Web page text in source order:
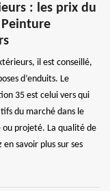
: les prix du
Peinture
il est conseillé,
d’enduits. Le
35 est celui vers qui
du marché dans le
projeté. La qualité de
savoir plus sur ses